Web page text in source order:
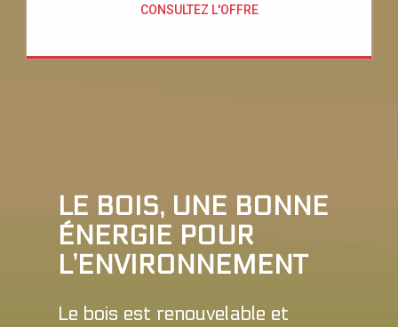
CONSULTEZ L'OFFRE
LE BOIS, UNE BONNE
ÉNERGIE POUR
L’ENVIRONNEMENT
Le bois est renouvelable et